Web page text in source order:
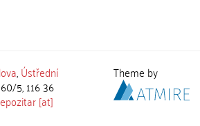
,Ústřední
5, 116 36
[at]
Theme by